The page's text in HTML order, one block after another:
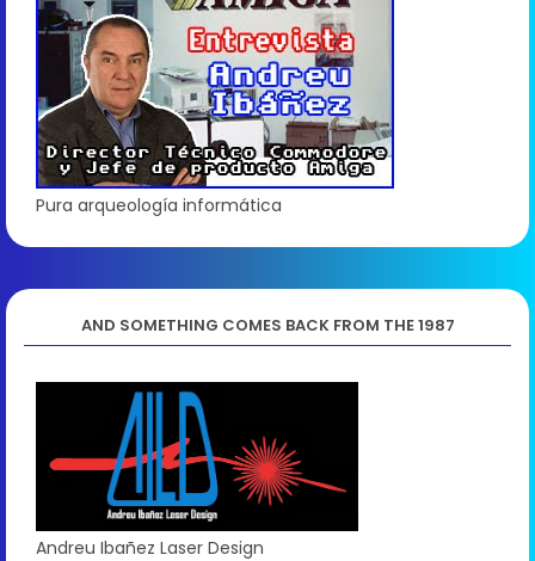
Pura arqueología informática
AND SOMETHING COMES BACK FROM THE 1987
Andreu Ibañez Laser Design